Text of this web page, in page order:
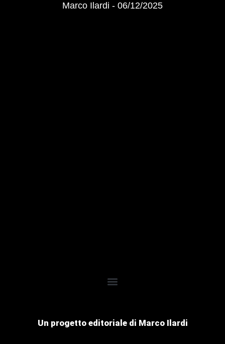
Marco Ilardi 06/12/2025
Un progetto editoriale di Marco Ilardi